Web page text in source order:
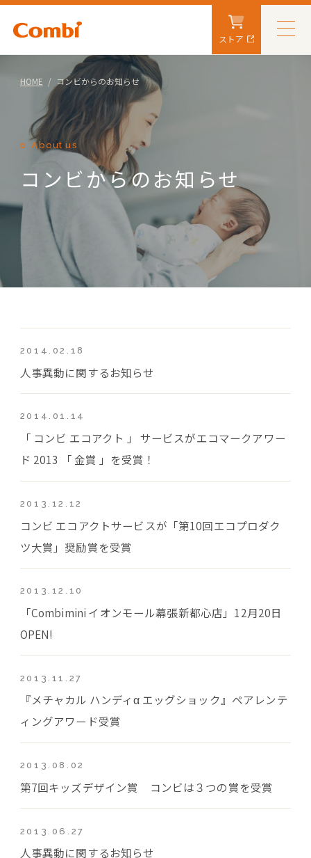
ストア
HOME コンビからのお知らせ
About us
コンビからのお知らせ
2014.02.18
人事異動に関するお知らせ
2014.01.14
「 コンビ エコアクト 」 サービスがエコマークアワー
ド 2013 「 金賞 」を受賞！
2013.12.12
コンビ エコアクトサービスが「第10回エコプロダク
ツ大賞」奨励賞を受賞
2013.12.10
「Combimini イオンモール幕張新都心店」12月20日
OPEN!
2013.11.27
『メチャカル ハンディα エッグショック』ペアレンテ
ィングアワード受賞
2013.08.02
第7回キッズデザイン賞 コンビは３つの賞を受賞
2013.06.27
人事異動に関するお知らせ